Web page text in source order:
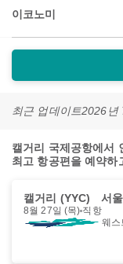
이코노미
최근 업데이트2026년
캘거리 국제공항에서
최고 항공편을 예약하
캘거리 (YYC) 서
8월 27일 (목) 직항
웨스